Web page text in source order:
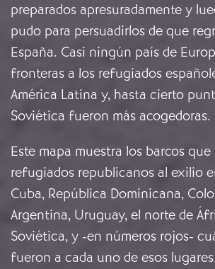
preparados apresuradamente y
pudo para persuadirlos de que
España. Casi ningún país de
fronteras a los refugiados
América Latina y, hasta cierto
Soviética fueron más acogedoras.
Este mapa muestra los barcos
refugiados republicanos al exilio
Cuba, República Dominicana,
Argentina, Uruguay, el norte de
Soviética, y -en números rojos-
fueron a cada uno de esos